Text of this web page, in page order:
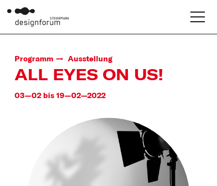
Programm Ausstellung
ALL EYES ON US!
03—02 bis 19—02—2022